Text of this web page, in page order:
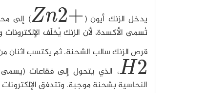
يدخل الزنك أيون ( Zn2+
Zn2+ ) إلى
قرص الزنك سالب الشحنة. ثم يكتسب اثنان
H2
H2 ، الذي يتحول إلى فقاعات (يسمى
النحاسية بشحنة موجبة. وتتدفق